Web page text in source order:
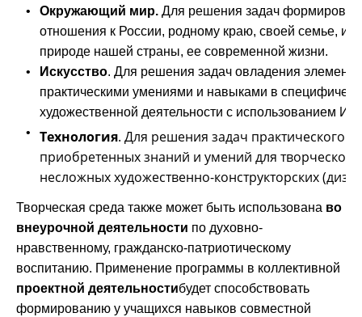
•
Окружающий мир. Для решения задач
отношения к России, родному краю, своей семье,
природе нашей страны, ее современной жизни.
•
Искусство. Для решения задач овладения
практическими умениями и навыками в
художественной деятельности с использованием
•
Технология. Для решения задач практического
приобретенных знаний и умений для
несложных художественно-конструкторских
Творческая среда также может быть использована во
внеурочной деятельности по духовно-
нравственному, гражданско-патриотическому
воспитанию. Применение программы в коллективной
проектной деятельностибудет способствовать
формированию у учащихся навыков совместной